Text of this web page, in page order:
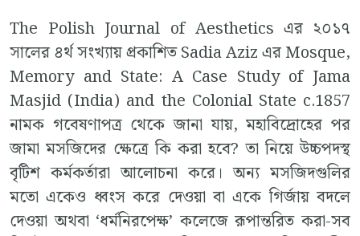
The Polish Journal of Aesthetics এর ২০১৭
সালের ৪র্থ সংখ্যায় প্রকাশিত Sadia Aziz এর Mosque,
Memory and State: A Case Study of Jama
Masjid (India) and the Colonial State c.1857
নামক গবেষণাপত্র থেকে জানা যায়, মহাবিদ্রোহের পর
জামা মসজিদের ক্ষেত্রে কি করা হবে? তা নিয়ে উচ্চপদস্থ
বৃটিশ কর্মকর্তারা আলোচনা করে। অন্য মসজিদগুলির
মতো একেও ধ্বংস করে দেওয়া বা একে গির্জায় বদলে
দেওয়া অথবা ‘ধর্মনিরপেক্ষ’ কলেজে রূপান্তরিত করা-সব